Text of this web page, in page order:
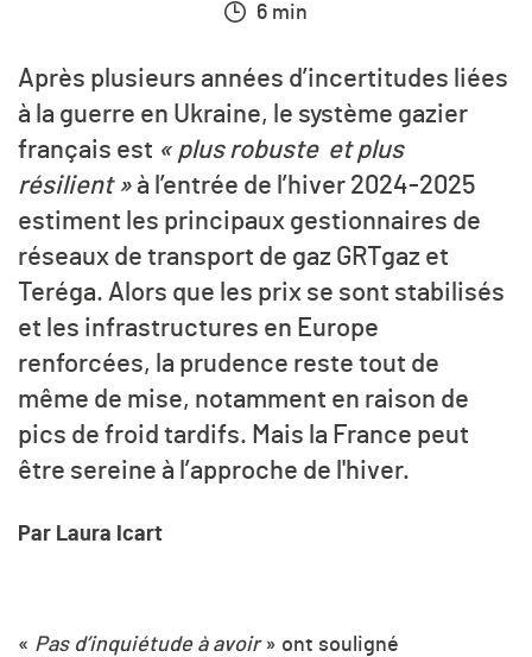
6 min
Après plusieurs années d’incertitudes liées
à la guerre en Ukraine, le système gazier
français est « plus robuste et plus
résilient »à l’entrée de l’hiver 2024-2025
estiment les principaux gestionnaires de
réseaux de transport de gaz GRTgaz et
Teréga. Alors que les prix se sont stabilisés
et les infrastructures en Europe
renforcées, la prudence reste tout de
même de mise, notamment en raison de
pics de froid tardifs. Mais la France peut
être sereine à l’approche de l'hiver.
Par Laura Icart
« Pas d’inquiétude à avoir» ont souligné